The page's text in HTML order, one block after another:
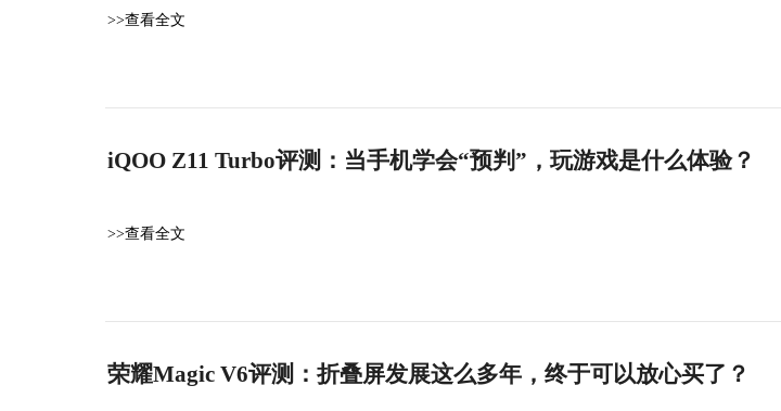
>>查看全文
iQOO Z11 Turbo评测：当手机学会“预判”，玩游戏是什么体验？
>>查看全文
荣耀Magic V6评测：折叠屏发展这么多年，终于可以放心买了？